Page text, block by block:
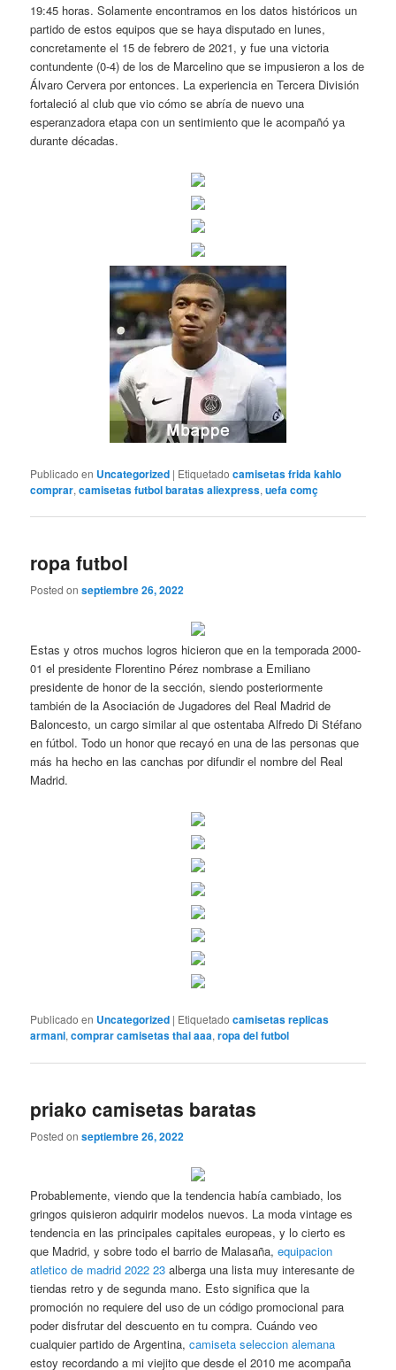
19:45 horas. Solamente encontramos en los datos históricos un
partido de estos equipos que se haya disputado en lunes,
concretamente el 15 de febrero de 2021, y fue una victoria
contundente (0-4) de los de Marcelino que se impusieron a los de
Álvaro Cervera por entonces. La experiencia en Tercera División
fortaleció al club que vio cómo se abría de nuevo una
esperanzadora etapa con un sentimiento que le acompañó ya
durante décadas.
Publicado en Uncategorized | Etiquetado camisetas frida kahlo
comprar,camisetas futbol baratas aliexpress,uefa comç
ropa futbol
Posted onseptiembre 26, 2022
Estas y otros muchos logros hicieron que en la temporada 2000-
01 el presidente Florentino Pérez nombrase a Emiliano
presidente de honor de la sección, siendo posteriormente
también de la Asociación de Jugadores del Real Madrid de
Baloncesto, un cargo similar al que ostentaba Alfredo Di Stéfano
en fútbol. Todo un honor que recayó en una de las personas que
más ha hecho en las canchas por difundir el nombre del Real
Madrid.
Publicado en Uncategorized | Etiquetado camisetas replicas
armani,comprar camisetas thai aaa,ropa del futbol
priako camisetas baratas
Posted onseptiembre 26, 2022
Probablemente, viendo que la tendencia había cambiado, los
gringos quisieron adquirir modelos nuevos. La moda vintage es
tendencia en las principales capitales europeas, y lo cierto es
que Madrid, y sobre todo el barrio de Malasaña,equipacion
atletico de madrid 2022 23 alberga una lista muy interesante de
tiendas retro y de segunda mano. Esto significa que la
promoción no requiere del uso de un código promocional para
poder disfrutar del descuento en tu compra. Cuándo veo
cualquier partido de Argentina,camiseta seleccion alemana
estoy recordando a mi viejito que desde el 2010 me acompaña